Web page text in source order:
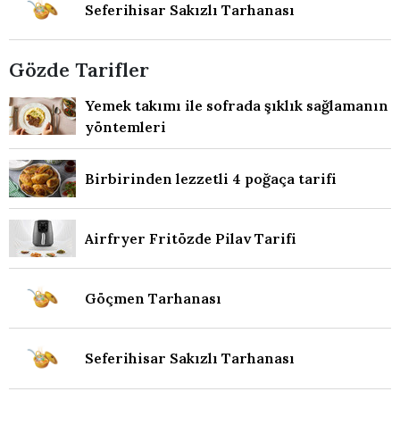
Seferihisar Sakızlı Tarhanası
Gözde Tarifler
Yemek takımı ile sofrada şıklık sağlamanın
yöntemleri
Birbirinden lezzetli 4 poğaça tarifi
Airfryer Fritözde Pilav Tarifi
Göçmen Tarhanası
Seferihisar Sakızlı Tarhanası